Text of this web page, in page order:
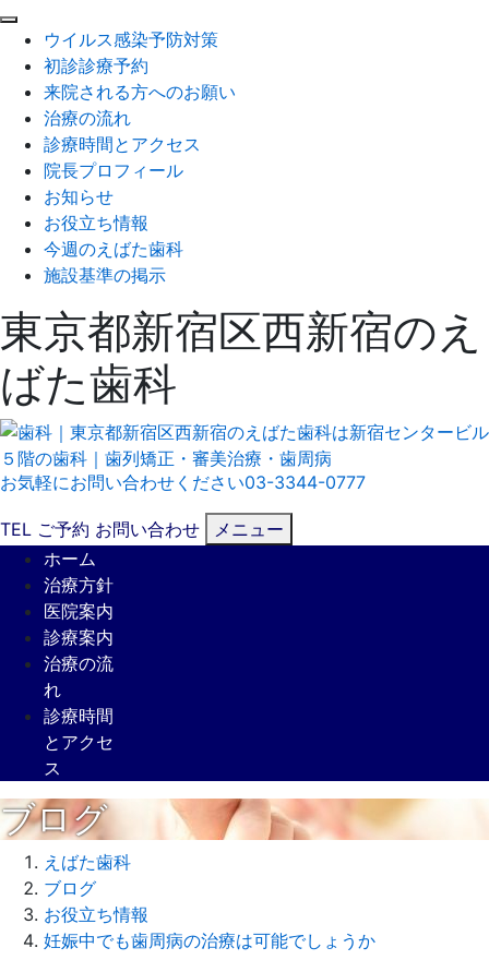
ウイルス感染予防対策
初診診療予約
来院される方へのお願い
治療の流れ
診療時間とアクセス
院長プロフィール
お知らせ
お役立ち情報
今週のえばた歯科
施設基準の掲示
東京都新宿区西新宿のえ
ばた歯科
お気軽にお問い合わせください03-3344-0777
TEL ご予約 お問い合わせ
メニュー
ホーム
治療方針
医院案内
診療案内
治療の流
れ
診療時間
とアクセ
ス
ブログ
えばた歯科
ブログ
お役立ち情報
妊娠中でも歯周病の治療は可能でしょうか